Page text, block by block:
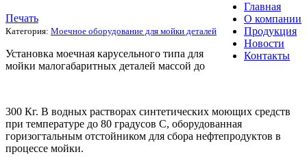
Главная
О компании
Продукция
Новости
Контакты
Печать
Категория: Моечное оборудование для мойки деталей
Установка моечная карусельного типа для
мойки малогабаритных деталей массой до
300 Кг. В водных растворах синтетических моющих средств
при температуре до 80 градусов С, оборудованная
горизогтальным отстойником для сбора нефтепродуктов в
процессе мойки.